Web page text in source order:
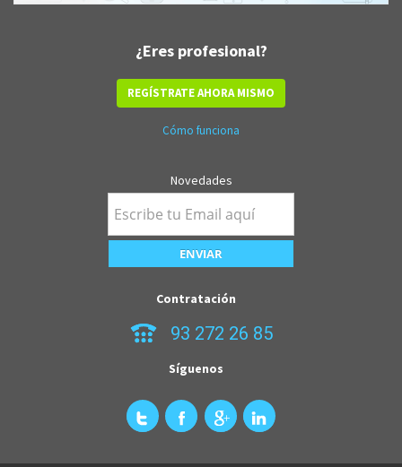
¿Eres profesional?
REGÍSTRATE AHORA MISMO
Cómo funciona
Novedades
Contratación
93 272 26 85
Síguenos